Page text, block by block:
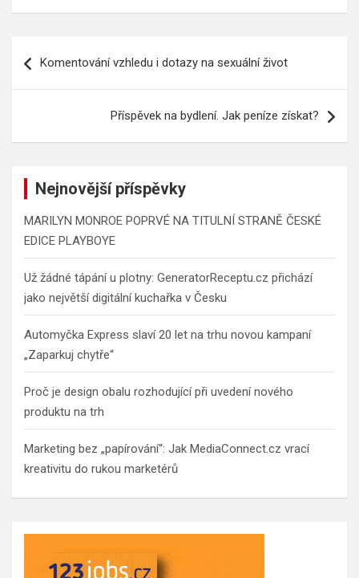
proKomentování vzhledu i dotazy na sexuální život
Příspěvek na bydlení. Jak peníze získat?
Nejnovější příspěvky
MARILYN MONROE POPRVÉ NA TITULNÍ STRANĚ ČESKÉ
EDICE PLAYBOYE
Už žádné tápání u plotny: GeneratorReceptu.cz přichází
jako největší digitální kuchařka v Česku
Automyčka Express slaví 20 let na trhu novou kampaní
„Zaparkuj chytře“
Proč je design obalu rozhodující při uvedení nového
produktu na trh
Marketing bez „papírování“: Jak MediaConnect.cz vrací
kreativitu do rukou marketérů